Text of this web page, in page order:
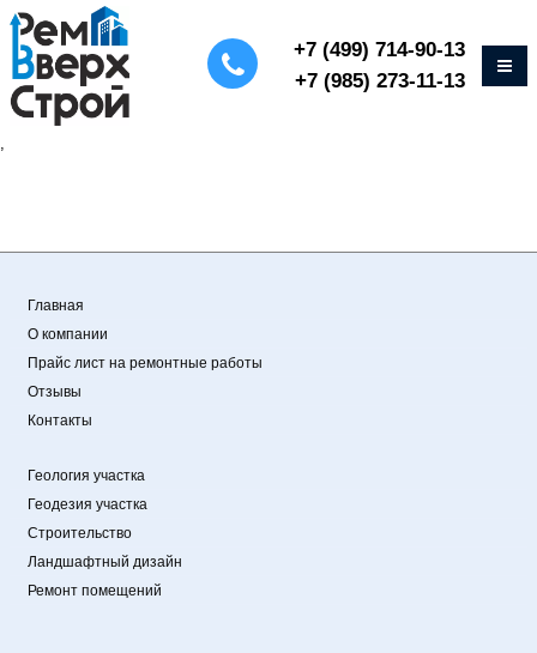
+7 (499) 714-90-13
+7 (985) 273-11-13
,
Главная
О компании
Прайс лист на ремонтные работы
Отзывы
Контакты
Геология участка
Геодезия участка
Строительство
Ландшафтный дизайн
Ремонт помещений